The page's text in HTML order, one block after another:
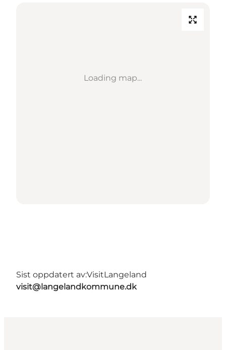
Loading map...
Sist oppdatert av:VisitLangeland
visit@langelandkommune.dk